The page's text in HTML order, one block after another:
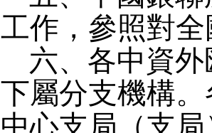
工作，參照對
六、各中資
下屬分支機構
中心支局（支